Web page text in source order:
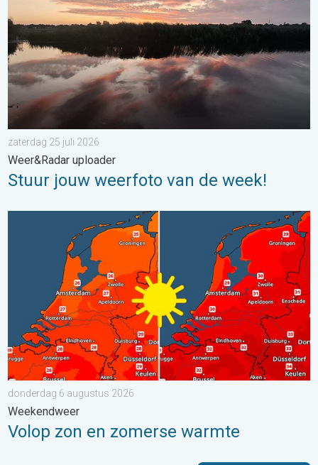
zaterdag 25 juli 2026
Weer&Radar uploader
Stuur jouw weerfoto van de week!
Volop zon en zomerse warmte. Weekendweer. . . donderdag
donderdag 6 augustus 2026
Weekendweer
Volop zon en zomerse warmte